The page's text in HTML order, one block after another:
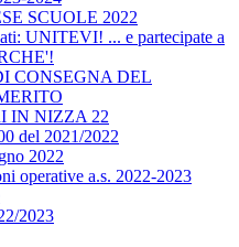
SCUOLE 2022
UNITEVI! ... e partecipate a
CONSEGNA DEL
IN NIZZA 22
del 2021/2022
2022
operative a.s. 2022-2023
2023